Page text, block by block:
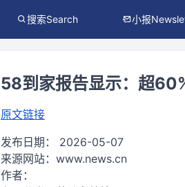
搜索Search 小报
58到家报告显示：超
原文链接
发布日期： 2026-05-07
来源网站： www.news.cn
作者：